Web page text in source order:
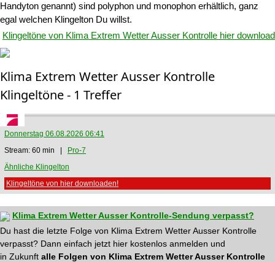
Handyton genannt) sind polyphon und monophon erhältlich, ganz
egal welchen Klingelton Du willst.
Klingeltöne von Klima Extrem Wetter Ausser Kontrolle hier
Klima Extrem Wetter Ausser Kontrolle
Klingeltöne - 1 Treffer
Donnerstag 06.08.2026 06:41
Stream: 60 min |
Pro-7
Ähnliche Klingelton
Klingeltöne von hier downloaden!
Klima Extrem Wetter Ausser Kontrolle-Sendung verpasst?
Du hast die letzte Folge von Klima Extrem Wetter Ausser Kontrolle
verpasst? Dann einfach jetzt hier kostenlos anmelden und
in Zukunft alle Folgen von Klima Extrem Wetter Ausser Kontrolle